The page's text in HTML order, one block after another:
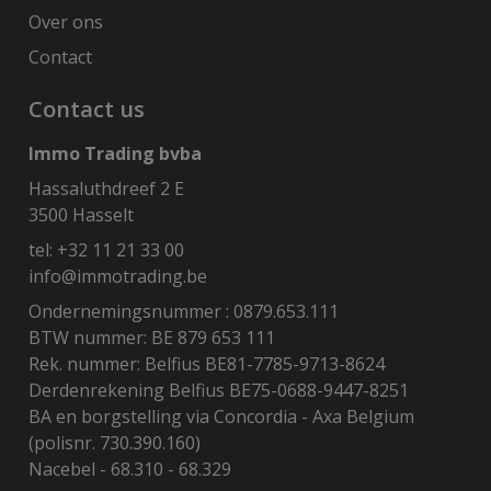
Over ons
Contact
Contact us
Immo Trading bvba
Hassaluthdreef 2 E
3500 Hasselt
tel: +32 11 21 33 00
info@immotrading.be
Ondernemingsnummer : 0879.653.111
BTW nummer: BE 879 653 111
Rek. nummer: Belfius BE81-7785-9713-8624
Derdenrekening Belfius BE75-0688-9447-8251
BA en borgstelling via Concordia - Axa Belgium
(polisnr. 730.390.160)
Nacebel - 68.310 - 68.329